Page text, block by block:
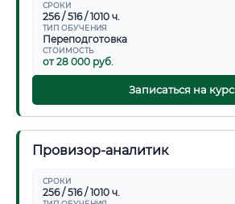
СРОКИ
256 / 516 / 1010 ч.
ТИП ОБУЧЕНИЯ
Переподготовка
СТОИМОСТЬ
от 28 000 руб.
Записаться на курс
Провизор-аналитик
СРОКИ
256 / 516 / 1010 ч.